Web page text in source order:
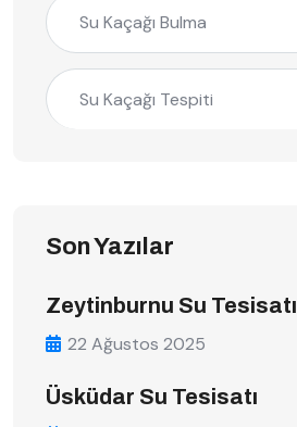
Su Kaçağı Bulma
Su Kaçağı Tespiti
Son Yazılar
Zeytinburnu Su Tesisatı
22 Ağustos 2025
Üsküdar Su Tesisatı